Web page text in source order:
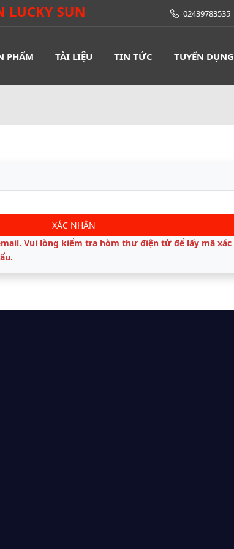
LUCKY SUN 02439783535
PHẨM TÀI LIỆU TIN TỨC TUYỂN DỤNG
XÁC NHẬN
Vui lòng kiểm tra hòm thư điện tử để lấy mã xác